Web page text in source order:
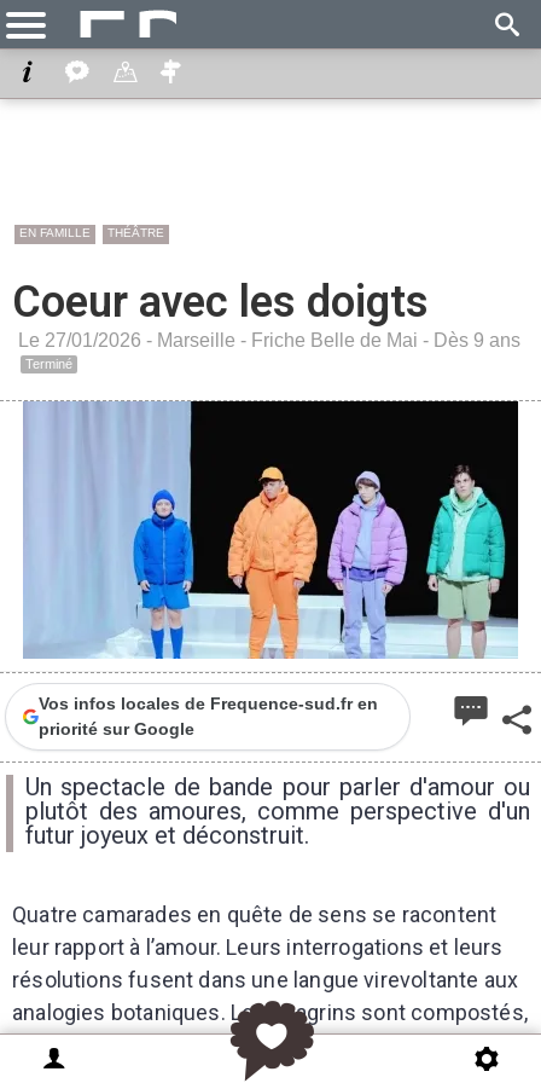
EN FAMILLE THÉÂTRE
Coeur avec les doigts
Le 27/01/2026 - Marseille - Friche Belle de Mai - Dès 9 ans
Terminé
Vos infos locales de Frequence-sud.fr en
priorité sur Google
Un spectacle de bande pour parler d'amour ou
plutôt des amoures, comme perspective d'un
futur joyeux et déconstruit.
Quatre camarades en quête de sens se racontent
leur rapport à l’amour. Leurs interrogations et leurs
résolutions fusent dans une langue virevoltante aux
analogies botaniques. Les chagrins sont compostés,
les questions arrosées. Peut-être qu’une plante peut
pousser entre l’amour et l’amitié ? D’où vient cette